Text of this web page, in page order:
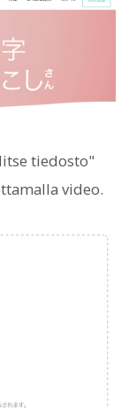
tiedosto"
video.